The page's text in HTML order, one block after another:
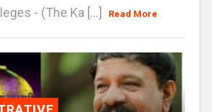
- (The Ka [...]
Read More